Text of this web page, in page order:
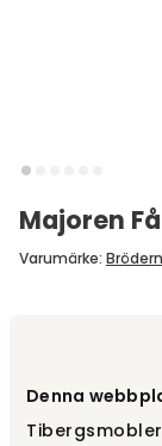
Denna
Majoren
Varumärke:
Gör dina val